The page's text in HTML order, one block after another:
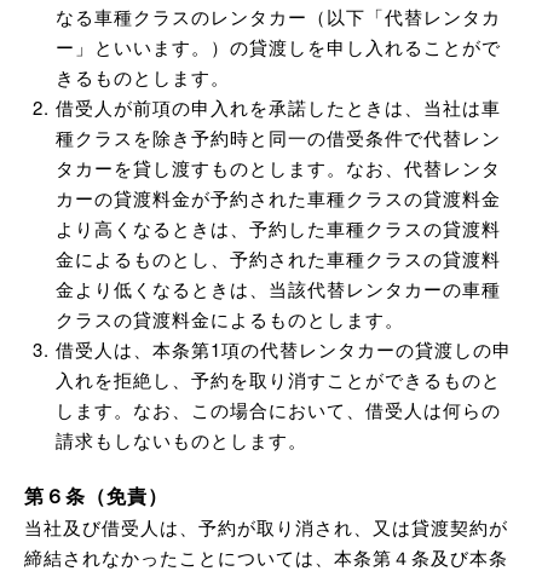
なる車種クラスのレンタカー（以下「代替レンタカ
ー」といいます。）の貸渡しを申し入れることがで
きるものとします。
借受人が前項の申入れを承諾したときは、当社は車
種クラスを除き予約時と同一の借受条件で代替レン
タカーを貸し渡すものとします。なお、代替レンタ
カーの貸渡料金が予約された車種クラスの貸渡料金
より高くなるときは、予約した車種クラスの貸渡料
金によるものとし、予約された車種クラスの貸渡料
金より低くなるときは、当該代替レンタカーの車種
クラスの貸渡料金によるものとします。
借受人は、本条第1項の代替レンタカーの貸渡しの申
入れを拒絶し、予約を取り消すことができるものと
します。なお、この場合において、借受人は何らの
請求もしないものとします。
第６条（免責）
当社及び借受人は、予約が取り消され、又は貸渡契約が
締結されなかったことについては、本条第４条及び本条